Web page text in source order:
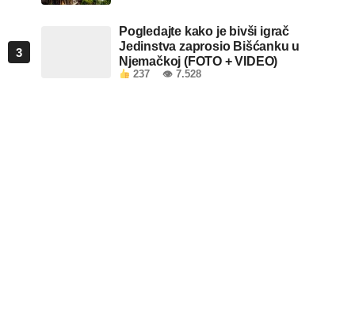
3
Pogledajte kako je bivši igrač
Jedinstva zaprosio Bišćanku u
Njemačkoj (FOTO + VIDEO)
237 👁 7.528